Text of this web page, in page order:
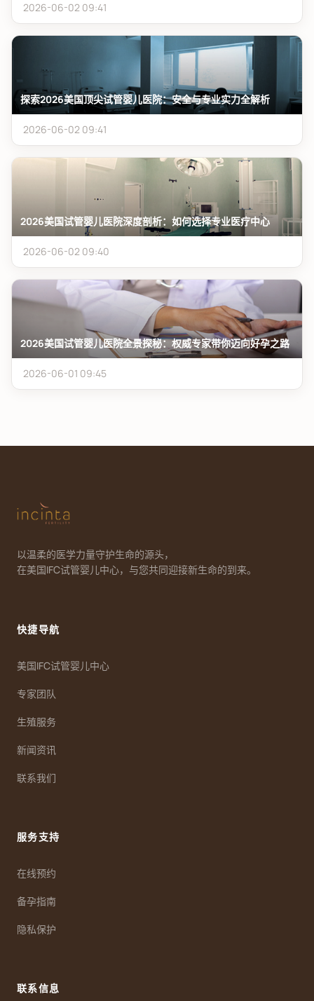
2026-06-02 09:41
探索2026美国顶尖试管婴儿医院：安全与专业实力全解析
2026-06-02 09:41
2026美国试管婴儿医院深度剖析：如何选择专业医疗中心
2026-06-02 09:40
2026美国试管婴儿医院全景探秘：权威专家带你迈向好孕之路
2026-06-01 09:45
以温柔的医学力量守护生命的源头，
在美国IFC试管婴儿中心，与您共同迎接新生命的到来。
快捷导航
美国IFC试管婴儿中心
专家团队
生殖服务
新闻资讯
联系我们
服务支持
在线预约
备孕指南
隐私保护
联系信息